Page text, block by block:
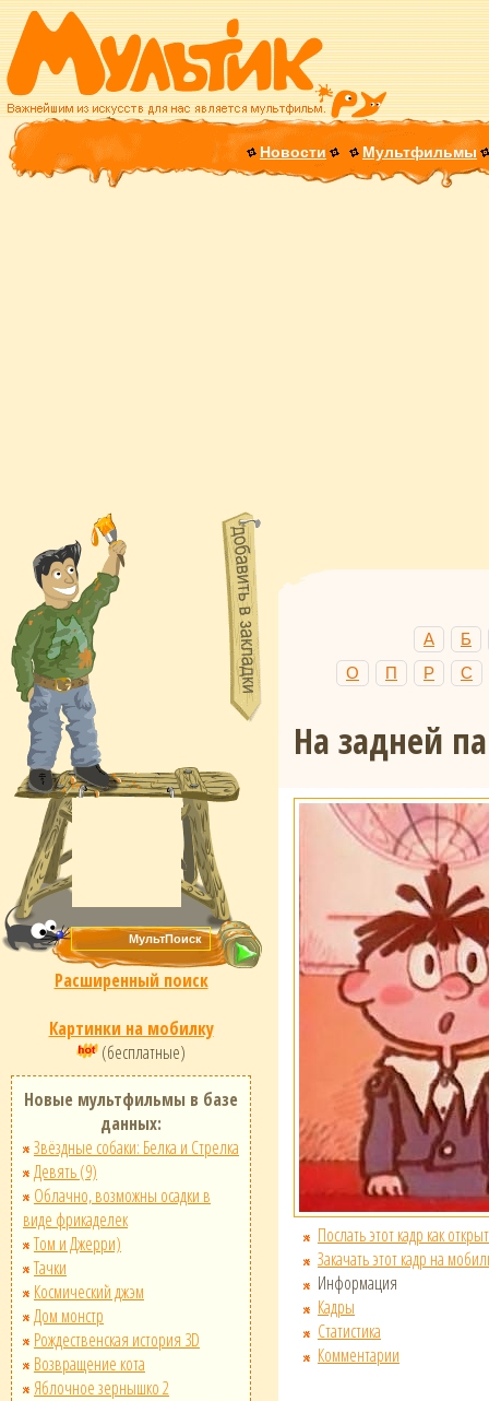
Новости Мультфильмы
Расширенный поиск
Картинки на мобилку
(бесплатные)
Новые мультфильмы в базе
данных:
Звёздные собаки: Белка и Стрелка
Девять (9)
Облачно, возможны осадки в
виде фрикаделек
Том и Джерри)
Тачки
Космический джэм
Дом монстр
Рождественская история 3D
Возвращение кота
Яблочное зернышко 2
А
Б
О
П Р С
На задней
Послать этот кадр как
Закачать этот кадр на
Информация
Кадры
Статистика
Комментарии